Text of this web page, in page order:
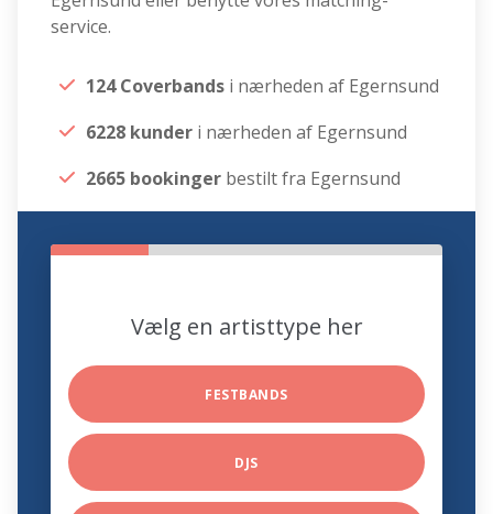
service.
124 Coverbands i nærheden af Egernsund
6228 kunder i nærheden af Egernsund
2665 bookinger bestilt fra Egernsund
Vælg en artisttype her
FESTBANDS
DJS